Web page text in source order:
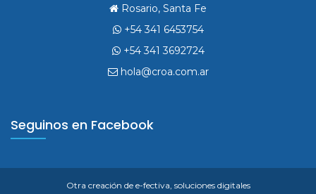
Rosario, Santa Fe
+54 341 6453754
+54 341 3692724
hola@croa.com.ar
Seguinos en Facebook
Otra creación de e-fectiva, soluciones digitales